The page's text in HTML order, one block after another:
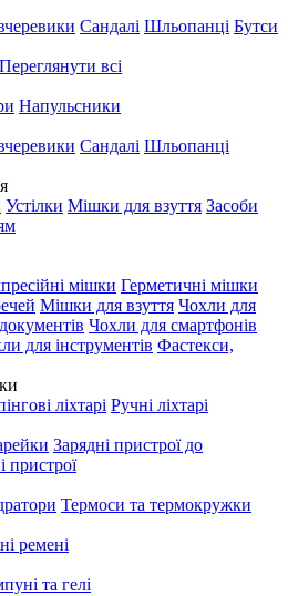
Сандалі Шльопанці Бутси
Переглянути всі
Напульсники
Сандалі Шльопанці
Устілки Мішки для взуття Засоби
мішки Герметичні мішки
Мішки для взуття Чохли для
Чохли для смартфонів
для інструментів Фастекси,
ліхтарі Ручні ліхтарі
Зарядні пристрої до
пристрої
Термоси та термокружки
ремені
та гелі